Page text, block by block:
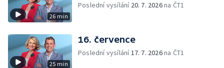
26 min
Poslední vysílání 20. 7. 2026na ČT1
25 min
16. července
Poslední vysílání17. 7. 2026na ČT1